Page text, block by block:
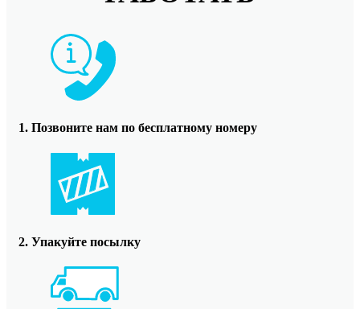
1. Позвоните нам по бесплатному номеру
2. Упакуйте посылку